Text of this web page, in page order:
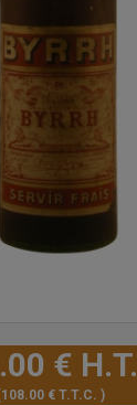
.00 € H.T.
108.00€ T.T.C.